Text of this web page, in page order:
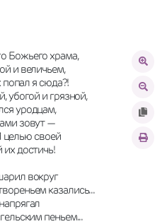
Божьего храма,
и величьем,
попал я сюда?!
убогой и грязной,
уродцам,
зовут —
целью своей
достичь!
вокруг
казались...
пеньем...